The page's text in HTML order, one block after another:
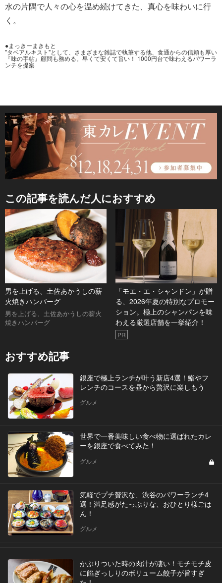
水の片隅で人々の心を温め続けてきた、真心を味わいに行
く。
●まっきーまきもと
"タベアルキスト"として、さまざまな雑誌で執筆する他、食通からの信頼も厚い
『味の手帖』顧問も務める。早くて安くて旨い！ 1000円台で味わえるパワーラ
ンチを提案
この記事を読んだ人におすすめ
男を上げる、土佐あかうしの薪
火焼きハンバーグ
男を上げる、土佐あかうしの薪火
焼きハンバーグ
「モエ・エ・シャンドン」が贈
る、2026年夏の特別なプロモー
ション。極上のシャンパンを味
わえる厳選店舗を一挙紹介！
PR
おすすめ記事
銀座で極上ランチが叶う新店4選！鮨やフ
レンチのコースを昼から贅沢に楽しもう
グルメ
世界で一番美味しい食べ物に選ばれたカレ
ーを銀座で食べてみた！
グルメ
気軽でプチ贅沢な、渋谷のパワーランチ4
選！満足感がたっぷりな、おひとり様ごは
ん！
グルメ
かぶりついた時の肉汁が凄い！モチモチ皮
に餡ぎっしりのボリューム餃子が旨すぎ